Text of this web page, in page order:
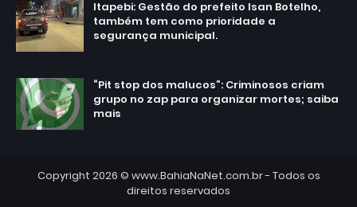
Itapebi: Gestão do prefeito Isan Botelho,
também tem como prioridade a
segurança municipal.
“Pit stop dos malucos”: Criminosos criam
grupo no zap para organizar mortes; saiba
mais
Copyright 2026 © www.BahiaNaNet.com.br- Todos os
direitos reservados